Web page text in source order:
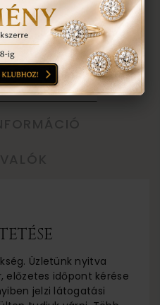
Üzletünk nyitva
előzetes időpont kérése
jelzi látogatási